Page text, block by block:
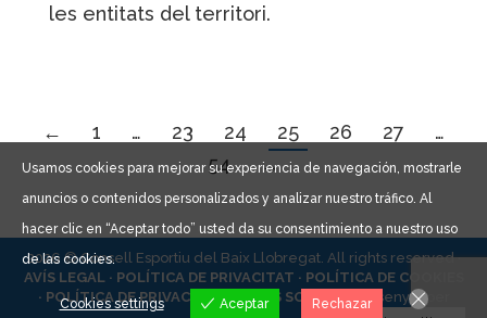
les entitats del territori.
← 1 … 23 24 25 26 27
…
54
→
2026 © Consell Esportiu del Baix Llobregat. All rights reserved ·
AVÍS LEGAL · POLÍTICA DE PRIVACITAT · POLÍTICA DE COOKIES
· POLÍTICA DE PRIVACITAT XARXES SOCIALS ·Dissenyat per
Usamos cookies para mejorar su experiencia de navegación, mostrarle
anuncios o contenidos personalizados y analizar nuestro tráfico. Al
hacer clic en “Aceptar todo” usted da su consentimiento a nuestro uso
de las cookies.
Cookies settings Aceptar Rechazar